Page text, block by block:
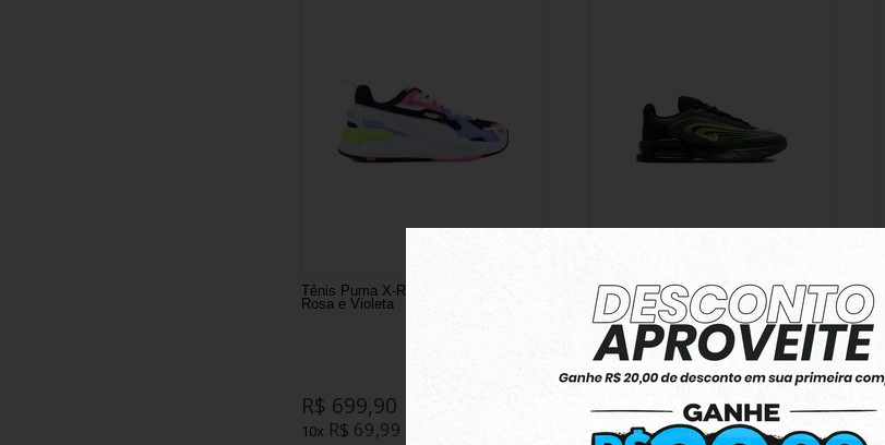
Tênis Puma X-Ray Square Branco,
Rosa e Violeta
R$ 699,90
10x R$ 69,99
Tênis Nike Air Max Fire Preto/ Verde
R$ 999,90
10x R$ 99,99